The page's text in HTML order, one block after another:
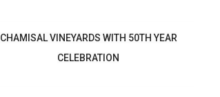
CHAMISAL VINEYARDS WITH 50TH YEAR
CELEBRATION